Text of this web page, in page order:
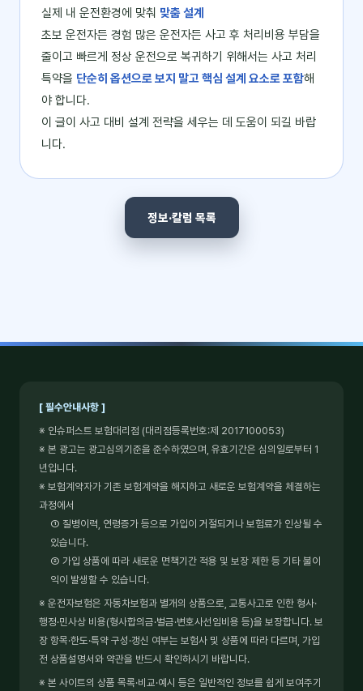
실제 내 운전환경에 맞춰 맞춤 설계
초보 운전자든 경험 많은 운전자든 사고 후 처리비용 부담을
줄이고 빠르게 정상 운전으로 복귀하기 위해서는 사고 처리
특약을 단순히 옵션으로 보지 말고 핵심 설계 요소로 포함해
야 합니다.
이 글이 사고 대비 설계 전략을 세우는 데 도움이 되길 바랍
니다.
정보·칼럼 목록
[ 필수안내사항 ]
※ 인슈퍼스트 보험대리점 (대리점등록번호:제 2017100053)
※ 본 광고는 광고심의기준을 준수하였으며, 유효기간은 심의일로부터 1
년입니다.
※ 보험계약자가 기존 보험계약을 해지하고 새로운 보험계약을 체결하는
과정에서
① 질병이력, 연령증가 등으로 가입이 거절되거나 보험료가 인상될 수
있습니다.
② 가입 상품에 따라 새로운 면책기간 적용 및 보장 제한 등 기타 불이
익이 발생할 수 있습니다.
※ 운전자보험은 자동차보험과 별개의 상품으로, 교통사고로 인한 형사·
행정·민사상 비용(형사합의금·벌금·변호사선임비용 등)을 보장합니다. 보
장 항목·한도·특약 구성·갱신 여부는 보험사 및 상품에 따라 다르며, 가입
전 상품설명서와 약관을 반드시 확인하시기 바랍니다.
※ 본 사이트의 상품 목록·비교·예시 등은 일반적인 정보를 쉽게 보여주기